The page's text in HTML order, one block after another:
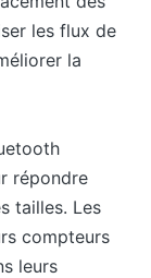
les flux de
la
répondre
tailles. Les
compteurs
leurs